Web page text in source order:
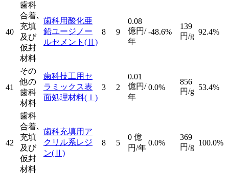
40
歯科
合着､
充填
及び
仮封
材料
歯科用酸化亜
鉛ユージノー
ルセメント (Ⅱ)
8 9
0.08
億円/
年
-48.6%
139
円/g 92.4%
41
その
他の
歯科
材料
歯科技工用セ
ラミックス表
面処理材料(Ⅰ)
3 2
0.01
億円/
年
0.0%
856
円/g 53.4%
42
歯科
合着､
充填
及び
仮封
材料
歯科充填用ア
クリル系レジ
ン(Ⅱ)
8 5
0 億
円/年
0.0%
369
円/g 100.0%